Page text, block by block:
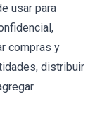
usar para
compras y
distribuir